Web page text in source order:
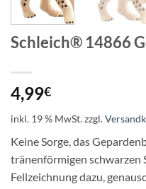
Schleich® 14866
4,99€
inkl. 19 % MwSt.zzgl.
Keine Sorge, das
tränenförmigen schwarzen
Fellzeichnung dazu,